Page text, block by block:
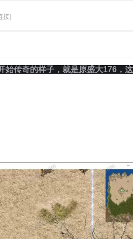
接]
始传奇的样子，就是原盛大176，